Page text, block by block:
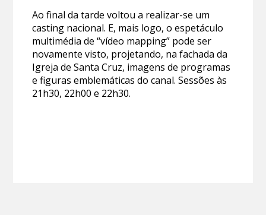
Ao final da tarde voltou a realizar-se um
casting nacional. E, mais logo, o espetáculo
multimédia de “vídeo mapping” pode ser
novamente visto, projetando, na fachada da
Igreja de Santa Cruz, imagens de programas
e figuras emblemáticas do canal. Sessões às
21h30, 22h00 e 22h30.